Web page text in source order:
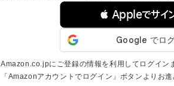
 Appleでサイ
Amazon.co.jpにご登録の情報を利用してログイン
「Amazonアカウントでログイン」ボタンよりお進